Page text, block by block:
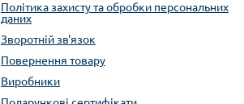
Політика захисту та обробки персональних
даних
Зворотній зв'язок
Повернення товару
Виробники